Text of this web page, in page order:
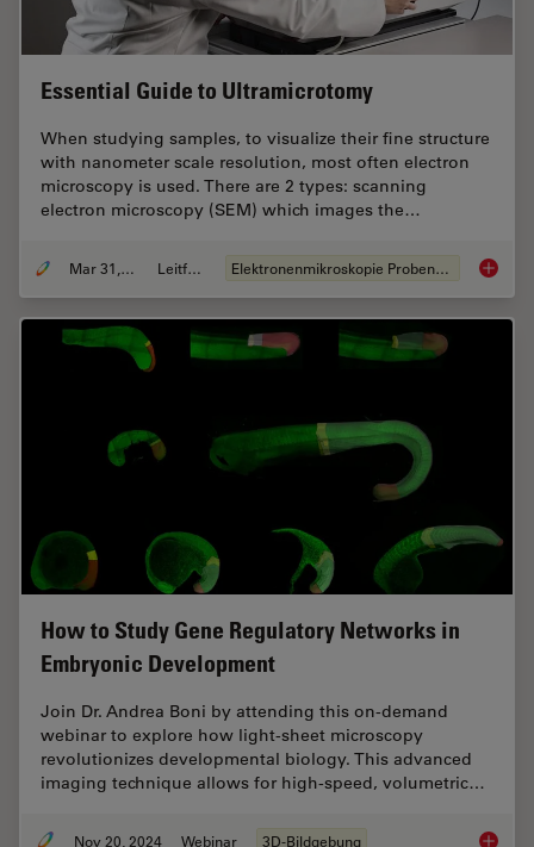
Essential Guide to Ultramicrotomy
When studying samples, to visualize their fine structure
with nanometer scale resolution, most often electron
microscopy is used. There are 2 types: scanning
electron microscopy (SEM) which images the…
Mar 31, 2025 Leitfaden Elektronenmikroskopie Probenvorbereitung
How to Study Gene Regulatory Networks in
Embryonic Development
Join Dr. Andrea Boni by attending this on-demand
webinar to explore how light-sheet microscopy
revolutionizes developmental biology. This advanced
imaging technique allows for high-speed, volumetric…
Nov 20, 2024 Webinar 3D-Bildgebung How to